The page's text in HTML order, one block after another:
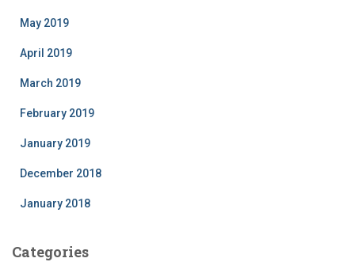
May 2019
April 2019
March 2019
February 2019
January 2019
December 2018
January 2018
Categories